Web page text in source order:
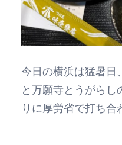
今日の横浜は猛暑日
と万願寺とうがら
りに厚労省で打ち合